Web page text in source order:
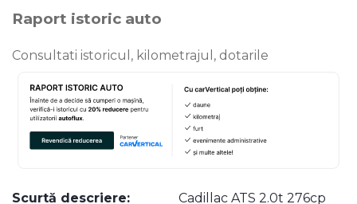
Raport istoric auto
Consultati istoricul, kilometrajul, dotarile
Scurtă descriere: Cadillac ATS 2.0t 276cp